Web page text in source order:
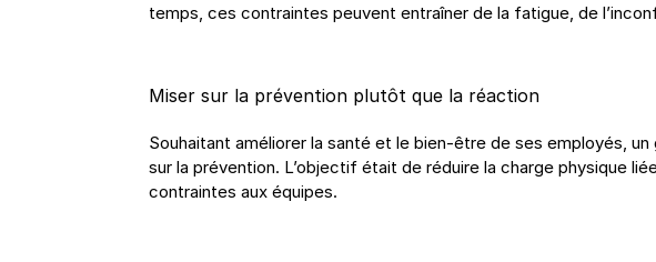
temps, ces contraintes peuvent entraîner de la fatigue, de
Miser sur la prévention plutôt que la réaction
Souhaitant améliorer la santé et le bien-être de ses employés,
sur la prévention. L’objectif était de réduire la charge physique
contraintes aux équipes.